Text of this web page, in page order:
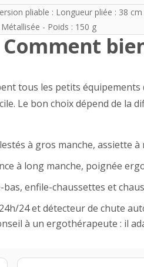
pliable : Longueur pliée : 38
- Poids : 150 g
Comment
tous les petits
Le bon choix dépend de la
à gros manche, assiette
à long manche, poignée
bas, enfile-chaussettes et
24 et détecteur de chute
à un ergothérapeute : il